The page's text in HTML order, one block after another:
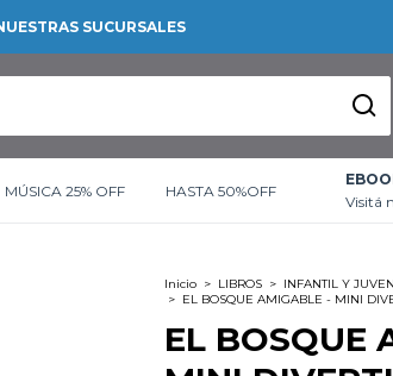
SUCURSALES
MÚSICA 25% OFF HASTA 50%OFF
Visitá
Inicio > LIBROS > INFANTIL Y
> EL BOSQUE AMIGABLE - MINI
EL BOSQUE